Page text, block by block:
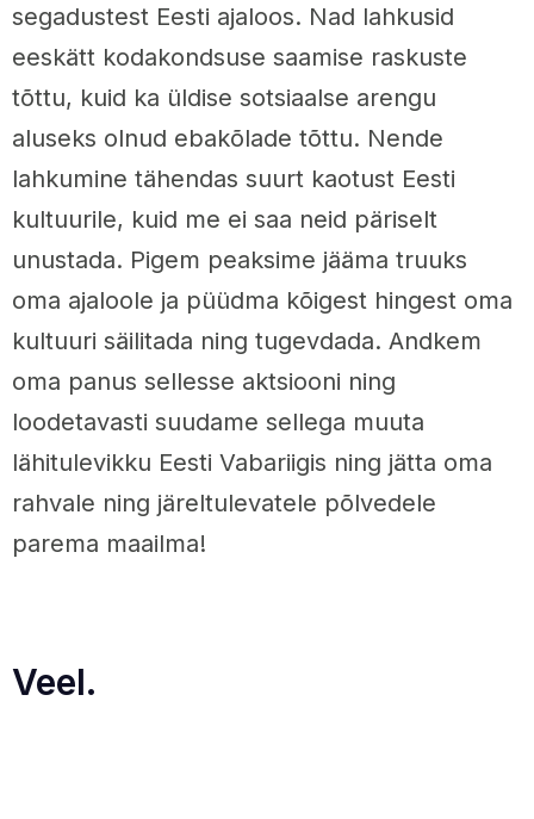
segadustest Eesti ajaloos. Nad lahkusid
eeskätt kodakondsuse saamise raskuste
tõttu, kuid ka üldise sotsiaalse arengu
aluseks olnud ebakõlade tõttu. Nende
lahkumine tähendas suurt kaotust Eesti
kultuurile, kuid me ei saa neid päriselt
unustada. Pigem peaksime jääma truuks
oma ajaloole ja püüdma kõigest hingest oma
kultuuri säilitada ning tugevdada. Andkem
oma panus sellesse aktsiooni ning
loodetavasti suudame sellega muuta
lähitulevikku Eesti Vabariigis ning jätta oma
rahvale ning järeltulevatele põlvedele
parema maailma!
Veel.